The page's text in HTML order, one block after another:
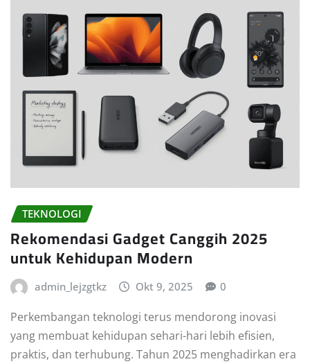
TEKNOLOGI
Rekomendasi Gadget Canggih 2025
untuk Kehidupan Modern
admin_lejzgtkz Okt 9, 2025 0
Perkembangan teknologi terus mendorong inovasi
yang membuat kehidupan sehari-hari lebih efisien,
praktis, dan terhubung. Tahun 2025 menghadirkan era